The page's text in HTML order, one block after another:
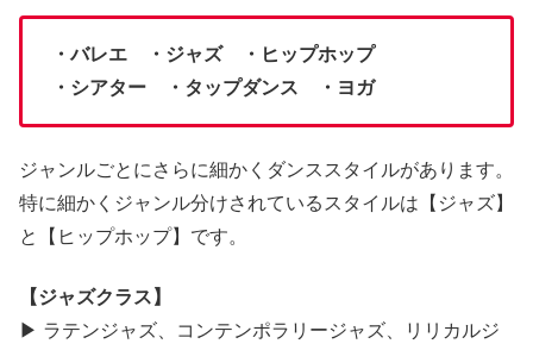
・バレエ ・ジャズ ・ヒップホップ
・シアター ・タップダンス ・ヨガ
ジャンルごとにさらに細かくダンススタイルがあります。
特に細かくジャンル分けされているスタイルは【ジャズ】
と【ヒップホップ】です。
【ジャズクラス】
▶ ラテンジャズ、コンテンポラリージャズ、リリカルジ